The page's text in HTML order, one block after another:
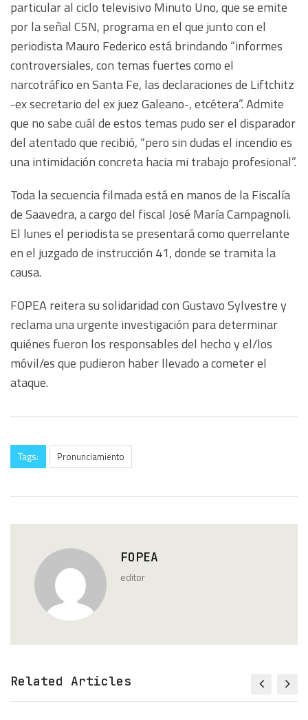
particular al ciclo televisivo Minuto Uno, que se emite
por la señal C5N, programa en el que junto con el
periodista Mauro Federico está brindando “informes
controversiales, con temas fuertes como el
narcotráfico en Santa Fe, las declaraciones de Liftchitz
-ex secretario del ex juez Galeano-, etcétera”. Admite
que no sabe cuál de estos temas pudo ser el disparador
del atentado que recibió, “pero sin dudas el incendio es
una intimidación concreta hacia mi trabajo profesional”.
Toda la secuencia filmada está en manos de la Fiscalía
de Saavedra, a cargo del fiscal José María Campagnoli.
El lunes el periodista se presentará como querrelante
en el juzgado de instrucción 41, donde se tramita la
causa.
FOPEA reitera su solidaridad con Gustavo Sylvestre y
reclama una urgente investigación para determinar
quiénes fueron los responsables del hecho y el/los
móvil/es que pudieron haber llevado a cometer el
ataque.
Tags: Pronunciamiento
FOPEA
editor
Related Articles